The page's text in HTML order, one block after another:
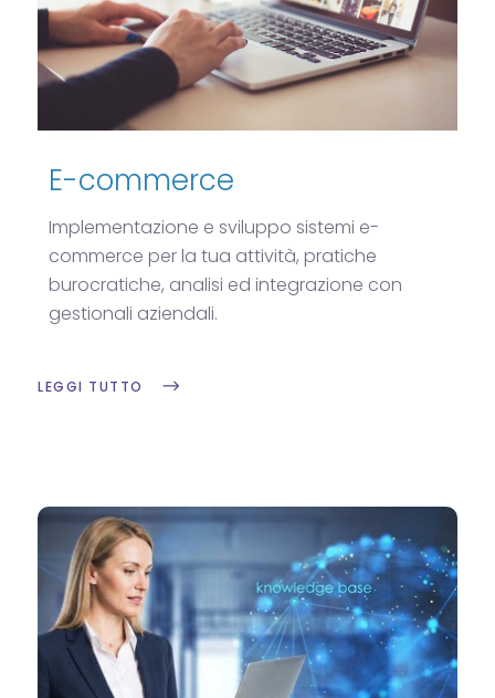
E-commerce
Implementazione e sviluppo sistemi e-
commerce per la tua attività, pratiche
burocratiche, analisi ed integrazione con
gestionali aziendali.
LEGGI TUTTO